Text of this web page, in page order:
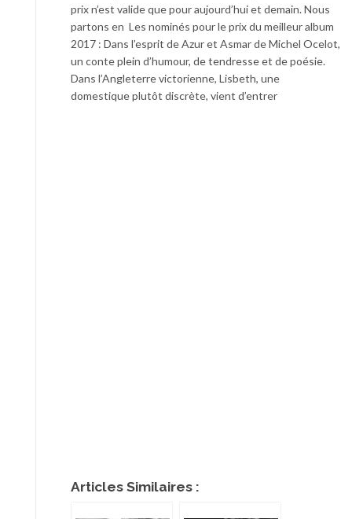
prix n’est valide que pour aujourd’hui et demain. Nous
partons en Les nominés pour le prix du meilleur album
2017 : Dans l’esprit de Azur et Asmar de Michel Ocelot,
un conte plein d’humour, de tendresse et de poésie.
Dans l’Angleterre victorienne, Lisbeth, une
domestique plutôt discrète, vient d’entrer
Articles Similaires :